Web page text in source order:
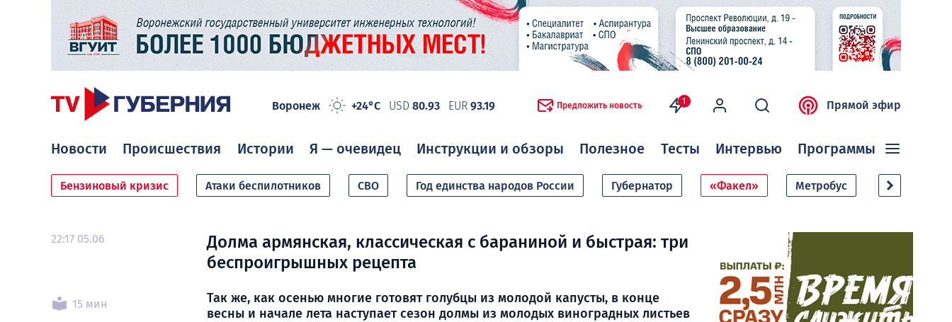
Воронеж +24°C USD 80.93 EUR 93.19 Предложить новость 1 Прямой эфир
Новости Происшествия Истории Я — очевидец Инструкции и обзоры Полезное Тесты Интервью Программы
Бензиновый кризис Атаки беспилотников СВО Год единства народов России Губернатор «Факел» Метробус Дачный
22:17 05.06
15 мин
Долма армянская, классическая с бараниной и быстрая: три
беспроигрышных рецепта
Так же, как осенью многие готовят голубцы из молодой капусты, в конце
весны и начале лета наступает сезон долмы из молодых виноградных листьев